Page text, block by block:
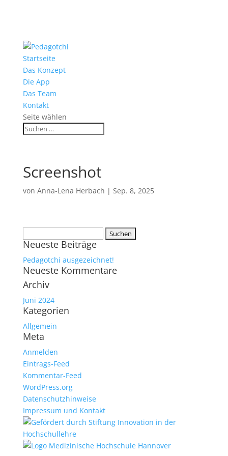
Startseite
Das Konzept
Die App
Das Team
Kontakt
Seite wählen
Screenshot
von Anna-Lena Herbach | Sep. 8, 2025
nach:
Neueste Beiträge
Pedagotchi ausgezeichnet!
Neueste Kommentare
Archiv
Juni 2024
Kategorien
Allgemein
Meta
Anmelden
Eintrags-Feed
Kommentar-Feed
WordPress.org
Datenschutzhinweise
Impressum und Kontakt